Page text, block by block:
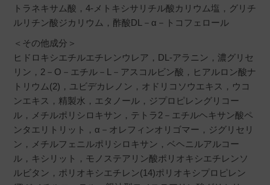
トラネキサム酸，4-メトキシサリチル酸カリウム塩，グリチ
ルリチン酸ジカリウム，酢酸DL－α－トコフェロール
＜その他成分＞
ヒドロキシエチルエチレンウレア，DL-アラニン，濃グリセ
リン，2－O－エチル－L－アスコルビン酸，ヒアルロン酸ナ
トリウム(2)，ユビデカレノン，オドリコソウエキス，ウコ
ンエキス，精製水，エタノール，ジプロピレングリコー
ル，メチルポリシロキサン，テトラ2－エチルヘキサン酸ペ
ンタエリトリット，α－オレフィンオリゴマー，ジグリセリ
ン，メチルフェニルポリシロキサン，ベヘニルアルコー
ル，キシリット，モノステアリン酸ポリオキシエチレンソ
ルビタン，ポリオキシエチレン(14)ポリオキシプロピレン